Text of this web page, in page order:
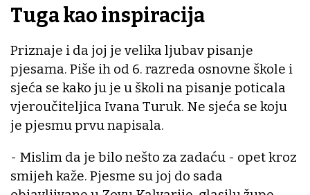
Tuga kao inspiracija
Priznaje i da joj je velika ljubav pisanje
pjesama. Piše ih od 6. razreda osnovne škole i
sjeća se kako ju je u školi na pisanje poticala
vjeroučiteljica Ivana Turuk. Ne sjeća se koju
je pjesmu prvu napisala.
- Mislim da je bilo nešto za zadaću - opet kroz
smijeh kaže. Pjesme su joj do sada